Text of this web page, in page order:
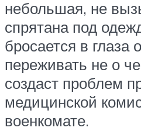
небольшая, не
спрятана под
бросается в
переживать не о
создаст проблем
медицинской
военкомате.